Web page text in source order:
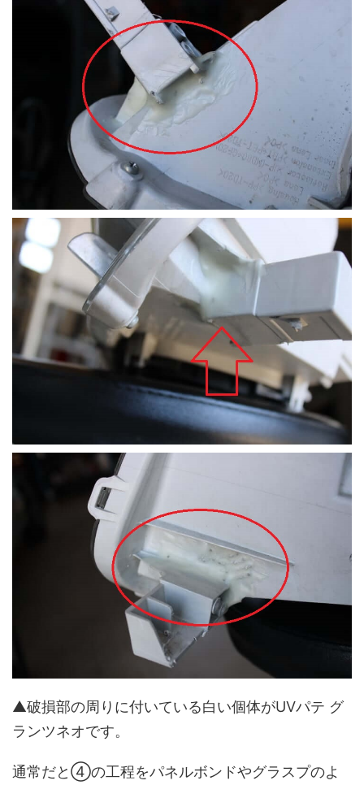
▲破損部の周りに付いている白い個体がUVパテ グ
ランツネオです。
通常だと④の工程をパネルボンドやグラスプのよ